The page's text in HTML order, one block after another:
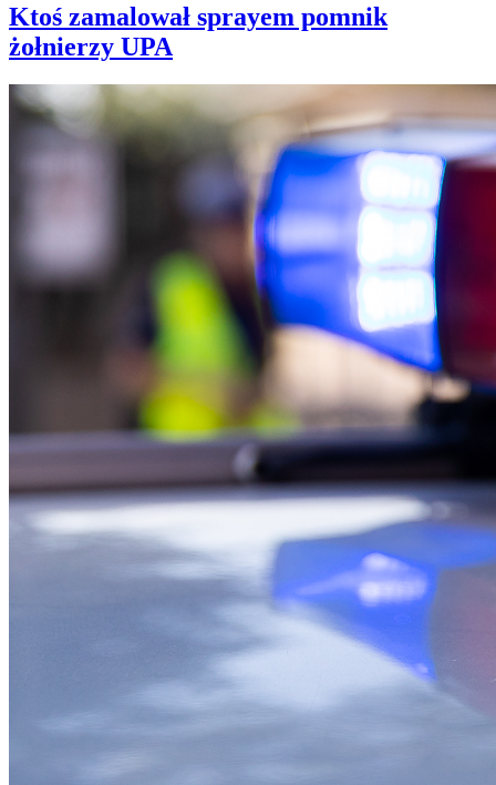
Ktoś zamalował sprayem pomnik
żołnierzy UPA